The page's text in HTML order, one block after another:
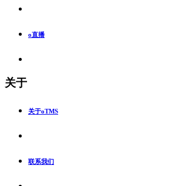
o直播
关于
关于oTMS
联系我们